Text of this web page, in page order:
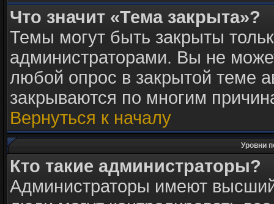
Что значит «Тема закрыта»?
Темы могут быть закрыты
администраторами. Вы не
любой опрос в закрытой теме
закрываются по многим
Вернуться к началу
Уровни
Кто такие администраторы?
Администраторы имеют